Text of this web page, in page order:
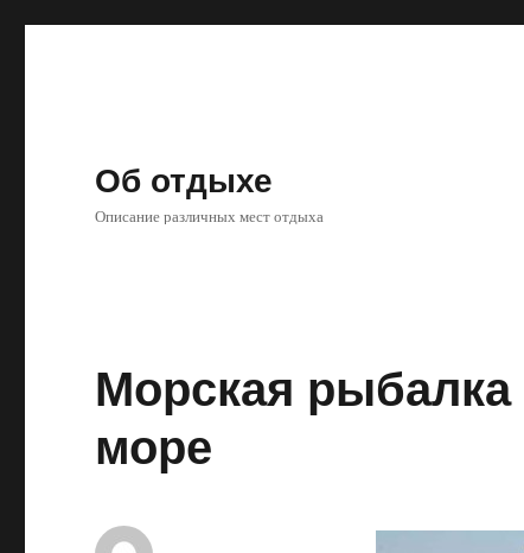
Об отдыхе
Описание различных мест отдыха
Морская
море